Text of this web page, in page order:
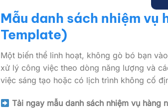
Mẫu danh sách nhiệm
Template)
Một biến thể linh hoạt, không gò bó bạn
xử lý công việc theo dòng năng lượng và
việc sáng tạo hoặc có lịch trình không cố
Tải ngay mẫu danh sách nhiệm vụ hàng